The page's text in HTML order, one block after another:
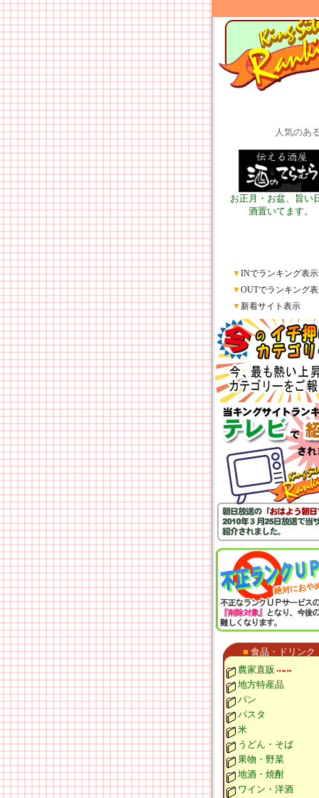
人気のあ
お正月・お盆、旨い
酒置いてます。
▼INでランキング表示
▼OUTでランキング
▼新着サイト表示
■ 食品・ドリンク
農家直販
地方特産品
パン
パスタ
米
うどん・そば
果物・野菜
地酒・焼酎
ワイン・洋酒